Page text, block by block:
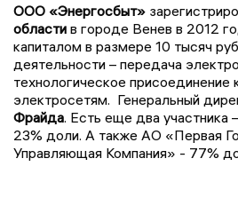
ООО «Энергосбыт»
области в городе Венев в 2012
капиталом в размере 10 тысяч
деятельности – передача
технологическое
электросетям. Генеральный
Фрайда. Есть еще два участника –
23% доли. А также АО «Первая
Управляющая Компания» - 77%